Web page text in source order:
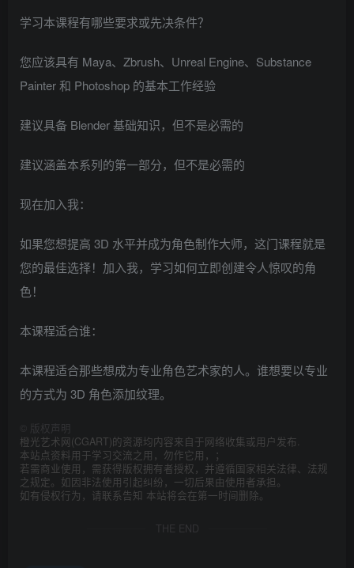
学习本课程有哪些要求或先决条件？
您应该具有 Maya、Zbrush、Unreal Engine、Substance
Painter 和 Photoshop 的基本工作经验
建议具备 Blender 基础知识，但不是必需的
建议涵盖本系列的第一部分，但不是必需的
现在加入我：
如果您想提高 3D 水平并成为角色制作大师，这门课程就是
您的最佳选择！加入我，学习如何立即创建令人惊叹的角
色！
本课程适合谁：
本课程适合那些想成为专业角色艺术家的人。谁想要以专业
的方式为 3D 角色添加纹理。
版权声明
橙光艺术网(CGART)的资源均内容来自于网络收集或用户发布.
本站点资料用于学习交流之用，勿作它用，；
若需商业使用，需获得版权拥有者授权，并遵循国家相关法律、法规
之规定。如因非法使用引起纠纷，一切后果由使用者承担。
如有侵权行为，请联系告知 本站将会在第一时间删除。
THE END